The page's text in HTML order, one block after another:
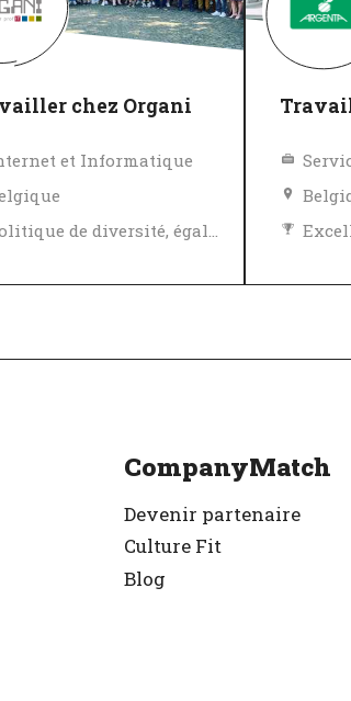
chez Organi
et Informatique
Politique de diversité, égalité et inclusivité
CompanyMatch
Devenir partenaire
Culture Fit
Blog